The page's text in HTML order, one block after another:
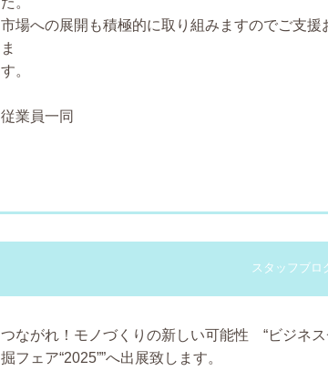
市場への展開も積極的に取り組みますのでご支援
ま
す
従業員一同
スタッフブロ
つながれ！モノづくりの新しい可能性 “ビジネ
掘フェア“2025””へ出展致します。